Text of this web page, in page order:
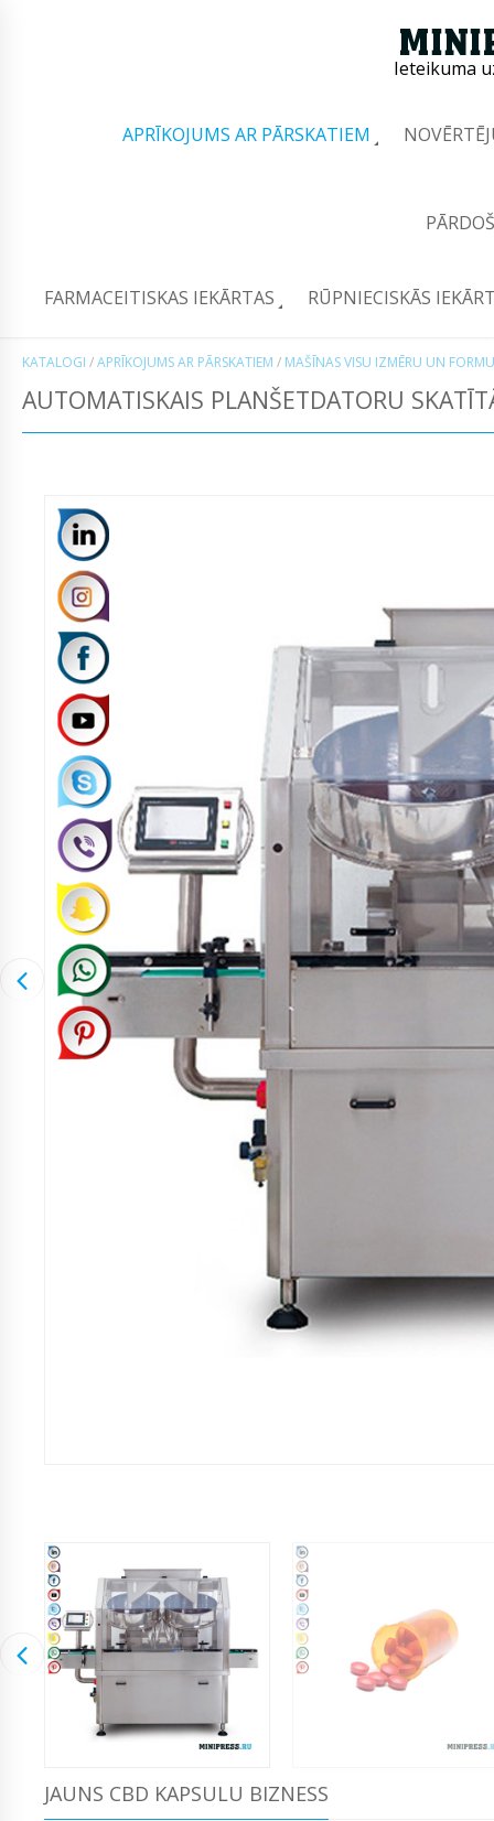
Ieteikuma
APRĪKOJUMS AR PĀRSKATIEM
FARMACEITISKAS IEKĀRTAS RŪPNIECISKĀS
KATALOGI /APRĪKOJUMS AR PĀRSKATIEM / MAŠĪNAS VISU IZMĒRU UN
AUTOMATISKAIS PLANŠETDATORU
JAUNS CBD KAPSULU BIZNESS